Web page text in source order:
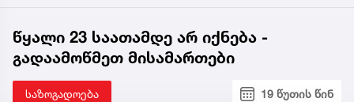
წყალი 23 საათამდე არ იქნება -
გადაამოწმეთ მისამართები
საზოგადოება 19 წუთის წინ